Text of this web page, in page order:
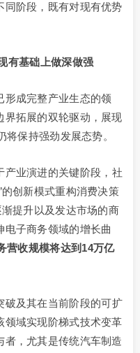
同阶段，既有对现有优势
有基础上做深做强
形成完整产业生态的领
界拓展的双轮驱动，展现
保持强劲发展态势。
产业演进的关键阶段，社
创新模式重构消费决策
提升以及发达市场的商
子商务领域的增长曲
营收规模将达到14万亿
破及其在当前阶段的可扩
领域实现阶梯式技术变革
者，尤其是传统汽车制造